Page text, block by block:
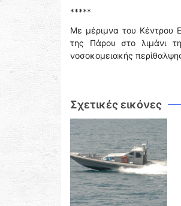
*****
Με μέριμνα του Κέντρου
της Πάρου στο λιμάνι
νοσοκομειακής
Σχετικές εικόνες